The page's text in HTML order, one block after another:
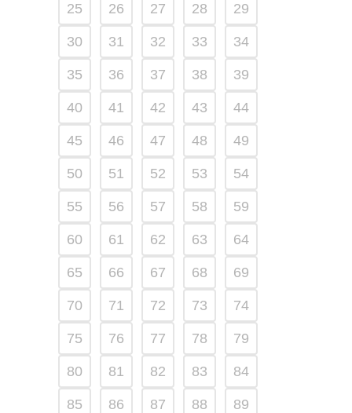
25 26 27 28 29
30 31 32 33 34
35 36 37 38 39
40 41 42 43 44
45 46 47 48 49
50 51 52 53 54
55 56 57 58 59
60 61 62 63 64
65 66 67 68 69
70 71 72 73 74
75 76 77 78 79
80 81 82 83 84
85 86 87 88 89